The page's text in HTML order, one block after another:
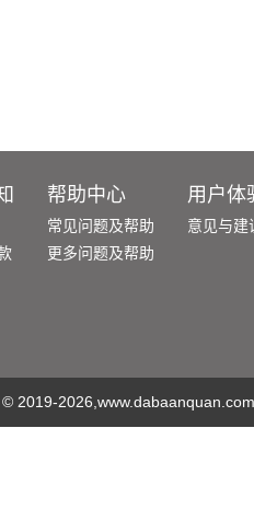
帮助中心
常见问题及帮助
更多问题及帮助
用户体
意见与建
© 2019-